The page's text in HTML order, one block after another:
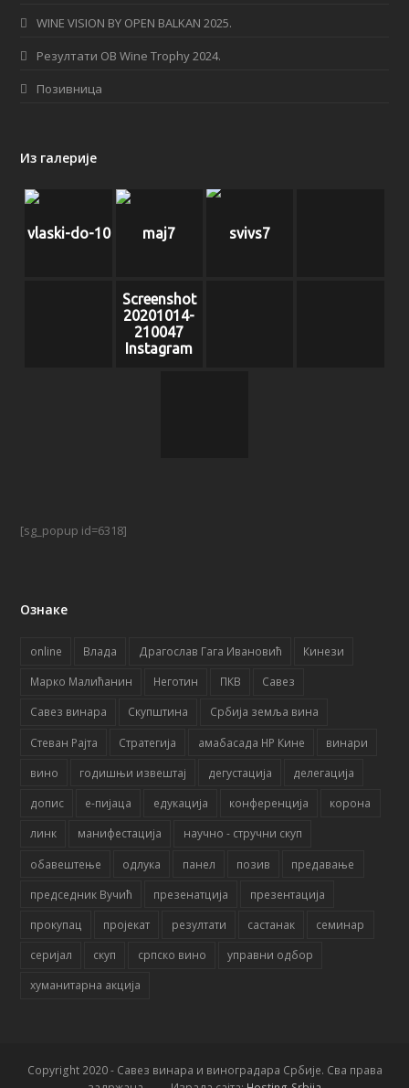
m
WINE VISION BY OPEN BALKAN 2025.
Резултати OB Wine Trophy 2024.
Позивница
Из галерије
vlaski-do-10 maj7 svivs7
Screenshot
20201014-
210047
Instagram
[sg_popup id=6318]
Ознаке
online Влада Драгослав Гага Ивановић
Кинези
Марко Малићанин
Неготин ПКВ
Савез
Савез винара
Скупштина
Србија земља вина
Стеван Рајта
Стратегија амабасада НР Кине
винари
вино
годишњи извештај дегустација
делегација
допис
е-пијаца едукација конференција
корона
линк
манифестација
научно - стручни скуп
обавештење
одлука панел позив
предавање
председник Вучић
презенатција
презентација
прокупац
пројекат резултати састанак
семинар
серијал
скуп српско вино
управни одбор
хуманитарна акција
Copyright 2020 - Савез винара и виноградара Србије. Сва права